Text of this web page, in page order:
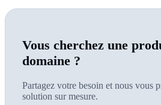
Vous cherchez une
domaine ?
Partagez votre besoin et nous vous
solution sur mesure.